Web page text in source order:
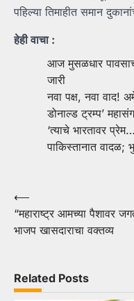
पहिल्या तिमाहीत समान
हेही वाचा :
आज मुसळधार
जारी
नवा पक्ष, नवा वाद!
डोनाल्ड ट्रम्प’
‘त्याचे भारतावर
पाकिस्तानात वादळ;
Post
navigation
⟵
“महाराष्ट्र आमच्या पैशावर
भाजप खासदाराचा वक्तव्य
Related Posts